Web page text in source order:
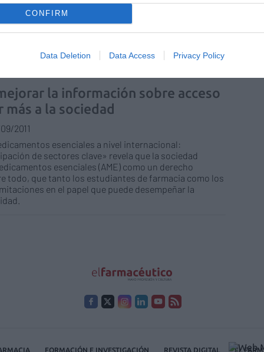
CONFIRM
Data Deletion Data Access Privacy Policy
10/2011
se considera «rara» cuando pone en peligro la vida o
no afecta a más de 5 personas de cada 10.000, y
cuando está destinado a tratar alguna de estas
la información sobre acceso
a la sociedad
2011
esenciales a nivel internacional:
de sectores clave» revela que la sociedad
esenciales (AME) como un derecho
todo, que tanto los estudiantes de farmacia como los
en el papel que puede desempeñar la
FORMACIÓN E INVESTIGACIÓN REVISTA DIGITAL EL